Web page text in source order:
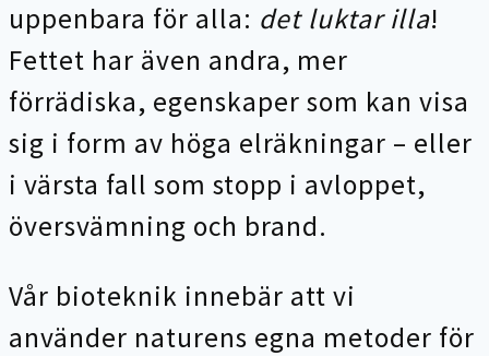
uppenbara för alla: det luktar illa!
Fettet har även andra, mer
förrädiska, egenskaper som kan visa
sig i form av höga elräkningar – eller
i värsta fall som stopp i avloppet,
översvämning och brand.
Vår bioteknik innebär att vi
använder naturens egna metoder för